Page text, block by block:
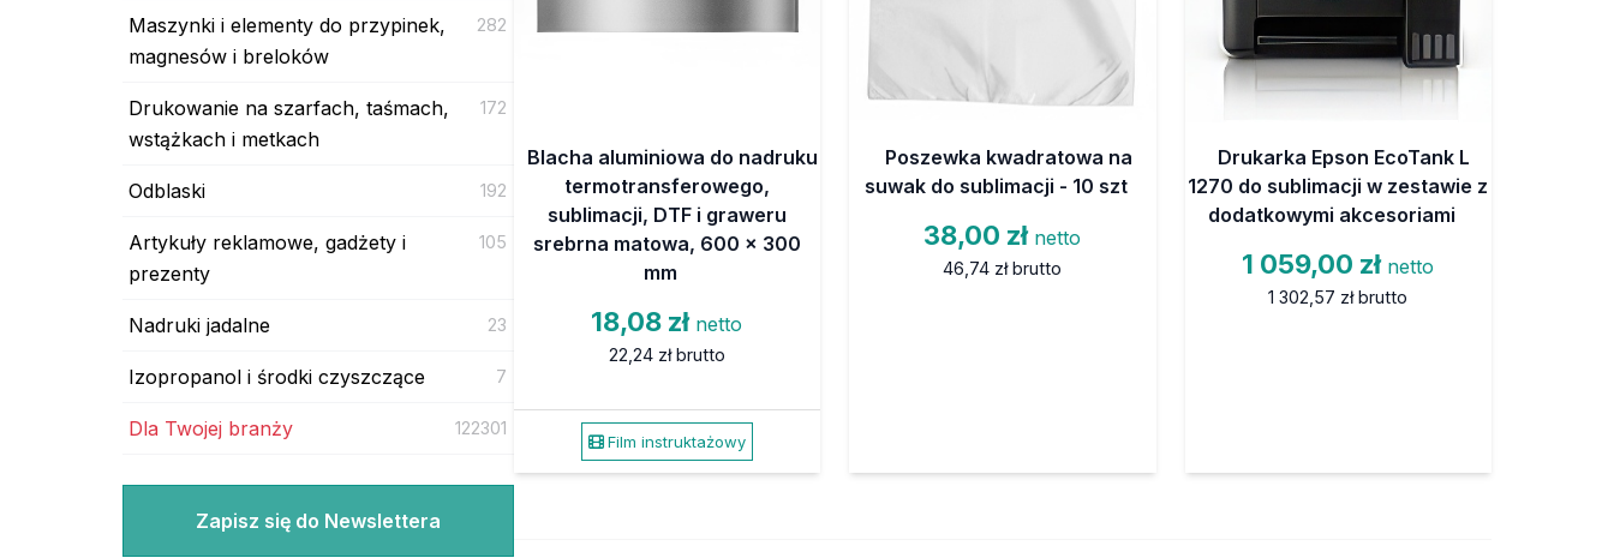
Maszynki i elementy do przypinek,
magnesów i breloków
282
Drukowanie na szarfach, taśmach,
wstążkach i metkach
172
Odblaski 192
Artykuły reklamowe, gadżety i
prezenty
105
Nadruki jadalne 23
Izopropanol i środki czyszczące 7
Dla Twojej branży 122301
Zapisz się do Newslettera
Blacha aluminiowa do nadruku
termotransferowego,
sublimacji, DTF i graweru
srebrna matowa, 600 x 300
mm
18,08 zł netto
22,24 zł brutto
Film instruktażowy
Poszewka kwadratowa na
suwak do sublimacji - 10 szt
38,00 zł netto
46,74 zł brutto
Drukarka Epson EcoTank L
1270 do sublimacji w zestawie z
dodatkowymi akcesoriami
1 059,00 zł netto
1 302,57 zł brutto